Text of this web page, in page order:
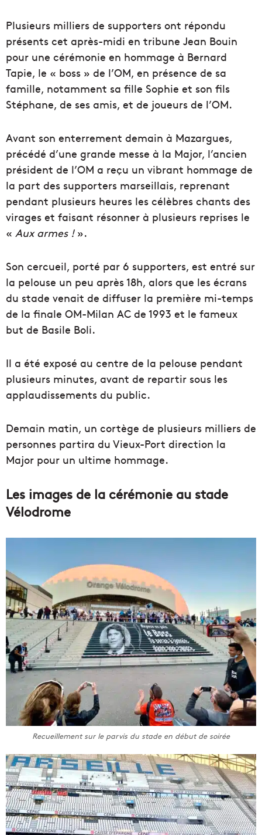
Plusieurs milliers de supporters ont répondu
présents cet après-midi en tribune Jean Bouin
pour une cérémonie en hommage à Bernard
Tapie, le « boss » de l’OM, en présence de sa
famille, notamment sa fille Sophie et son fils
Stéphane, de ses amis, et de joueurs de l’OM.
Avant son enterrement demain à Mazargues,
précédé d’une grande messe à la Major, l’ancien
président de l’OM a reçu un vibrant hommage de
la part des supporters marseillais, reprenant
pendant plusieurs heures les célèbres chants des
virages et faisant résonner à plusieurs reprises le
« Aux armes !».
Son cercueil, porté par 6 supporters, est entré sur
la pelouse un peu après 18h, alors que les écrans
du stade venait de diffuser la première mi-temps
de la finale OM-Milan AC de 1993 et le fameux
but de Basile Boli.
Il a été exposé au centre de la pelouse pendant
plusieurs minutes, avant de repartir sous les
applaudissements du public.
Demain matin, un cortège de plusieurs milliers de
personnes partira du Vieux-Port direction la
Major pour un ultime hommage.
Les images de la cérémonie au stade
Vélodrome
Recueillement sur le parvis du stade en début de soirée